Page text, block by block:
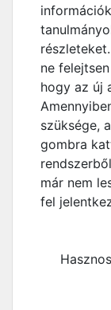
ne
hogy az új
szüksége,
gombra
már nem
fel